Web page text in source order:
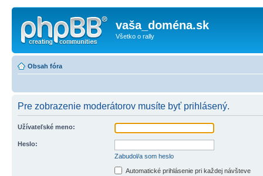
vaša_doména.sk
Všetko o rally
Obsah fóra
Pre zobrazenie moderátorov musíte byť prihlásený.
Užívateľské meno:
Heslo:
Zabudol/a som heslo
Automatické prihlásenie pri každej návšteve